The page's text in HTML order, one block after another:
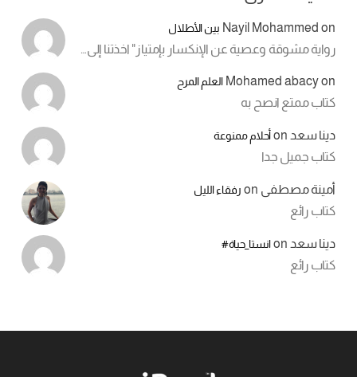
Nayil Mohammed on بين الأطلال
رواية مشوقة وعصية عن الإنكسار بإمتياز" اخذتنا إلى…
Mohamed abacyon العلم المرح
كتاب ممتع انصح به
دينا سعد onأحلام ممنوعة
كتاب جميل جدا
أمينة مصطفى on رفقاء الليل
كتاب رائع
دينا سعد onانستا_حياة#
كتاب رائع